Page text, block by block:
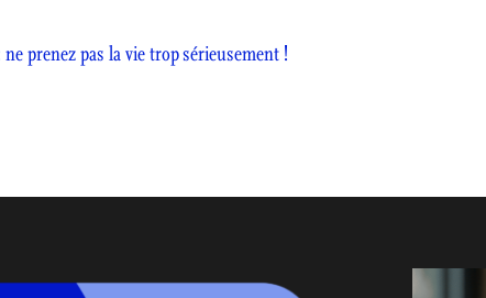
prenez pas la vie trop sérieusement !